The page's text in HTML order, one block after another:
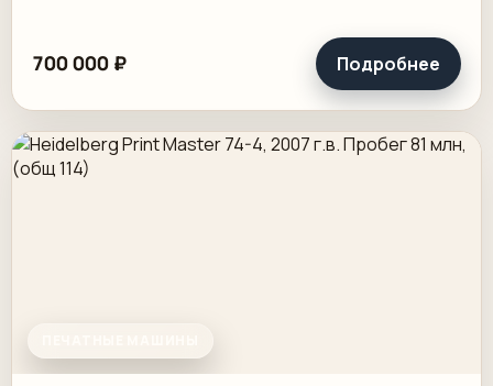
700 000 ₽ Подробнее